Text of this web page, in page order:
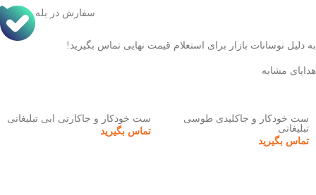
سفارش در بله
به دلیل نوسانات بازار برای استعلام قیمت نهایی تماس بگیرید!
هدایای مشابه
ست خودکار و جاکلیدی طوسی
تبلیغاتی
تماس بگیرید
ست خودکار و جاکارتی آبی تبلیغاتی
تماس بگیرید